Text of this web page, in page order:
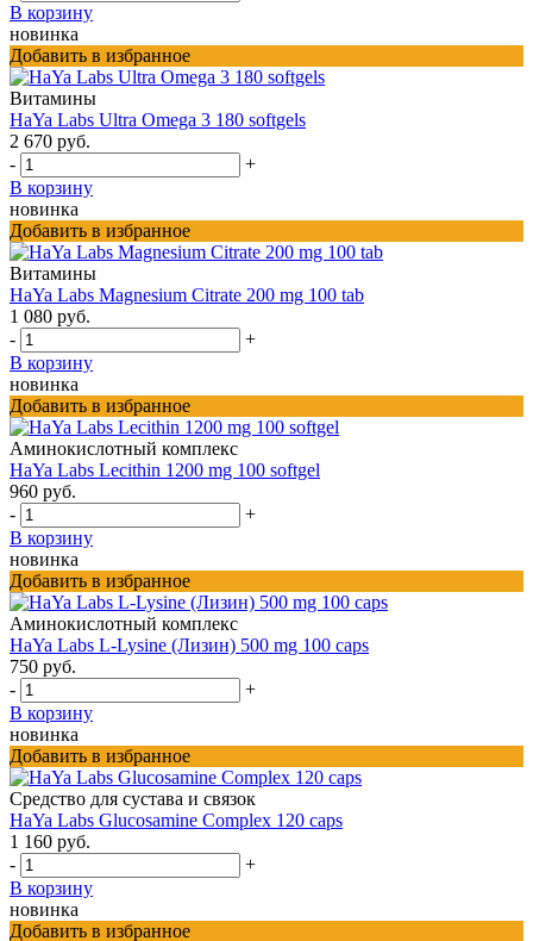
В корзину
новинка
Добавить в избранное
Витамины
HaYa Labs Ultra Omega 3 180 softgels
2 670 руб.
-
+
В корзину
новинка
Добавить в избранное
Витамины
HaYa Labs Magnesium Citrate 200 mg 100 tab
1 080 руб.
-
+
В корзину
новинка
Добавить в избранное
Аминокислотный комплекс
HaYa Labs Lecithin 1200 mg 100 softgel
960 руб.
-
+
В корзину
новинка
Добавить в избранное
Аминокислотный комплекс
HaYa Labs L-Lysine (Лизин) 500 mg 100 caps
750 руб.
-
+
В корзину
новинка
Добавить в избранное
Средство для сустава и связок
HaYa Labs Glucosamine Complex 120 caps
1 160 руб.
-
+
В корзину
новинка
Добавить в избранное